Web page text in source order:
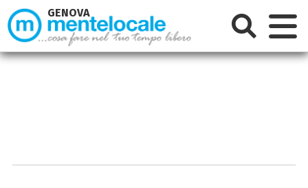
GENOVA